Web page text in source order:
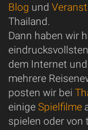
Blog und
Thailand.
Dann haben wir
eindrucksvollsten
dem Internet
mehrere
posten wir bei
einige Spielfilme
spielen oder von